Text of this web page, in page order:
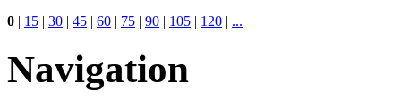
0 | 15 | 30 | 45 | 60 | 75 | 90 | 105 | 120 | ...
Navigation